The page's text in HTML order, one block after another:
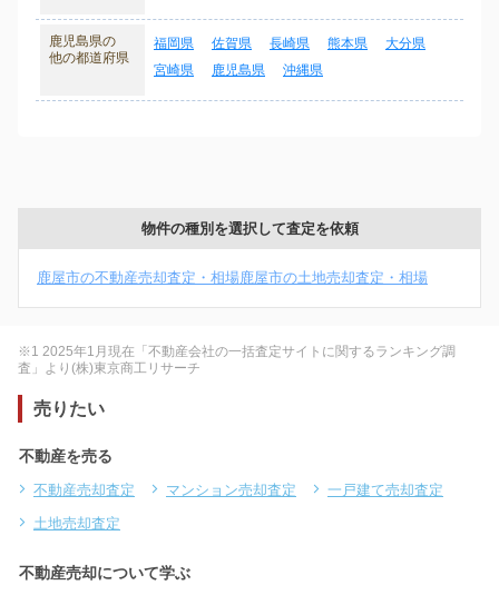
鹿児島県の
他の都道府県
福岡県 佐賀県 長崎県 熊本県
大分県
宮崎県
鹿児島県 沖縄県
物件の種別を選択して査定を依頼
鹿屋市の不動産売却査定・相場鹿屋市の土地売却査定・相場
※1 2025年1月現在「不動産会社の一括査定サイトに関するランキング調
査」より(株)東京商工リサーチ
売りたい
不動産を売る
不動産売却査定 マンション売却査定
一戸建て売却査定
土地売却査定
不動産売却について学ぶ